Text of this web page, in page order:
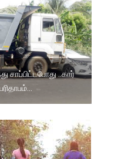
சாப்பிட்டபோது ..கார்